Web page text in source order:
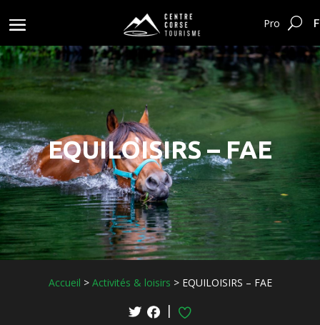
Pro
EQUILOISIRS – FAE
Accueil > Activités & loisirs > EQUILOISIRS – FAE
|